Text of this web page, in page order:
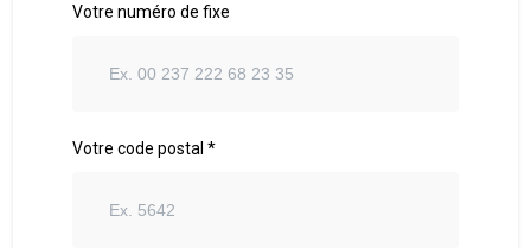
Votre numéro de fixe
Votre code postal *